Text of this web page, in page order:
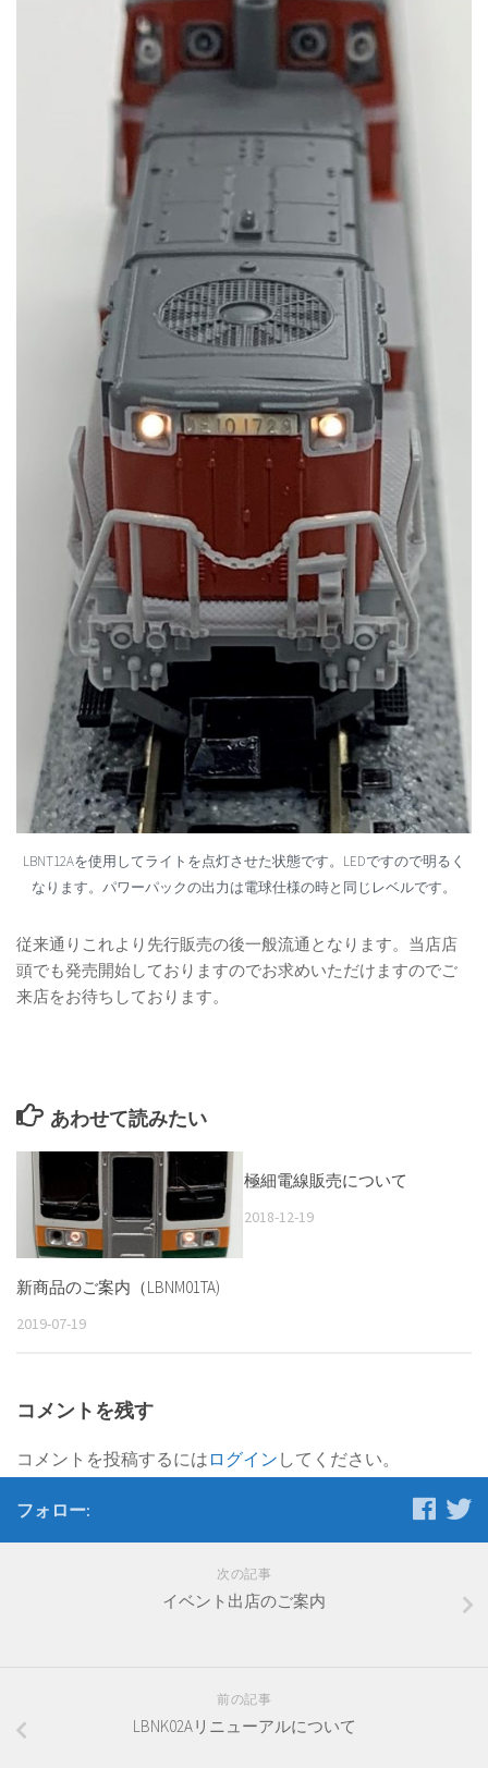
LBNT12Aを使用してライトを点灯させた状態です。LEDですので明るく
なります。パワーパックの出力は電球仕様の時と同じレベルです。
従来通りこれより先行販売の後一般流通となります。当店店
頭でも発売開始しておりますのでお求めいただけますのでご
来店をお待ちしております。
あわせて読みたい
新商品のご案内（LBNM01TA)
2019-07-19
極細電線販売について
2018-12-19
コメントを残す
コメントを投稿するには ログイン してください。
フォロー:
次の記事
イベント出店のご案内
前の記事
LBNK02Aリニューアルについて